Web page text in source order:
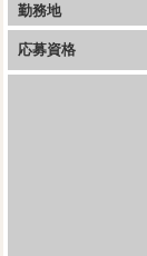
勤務地
応募資格